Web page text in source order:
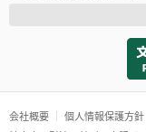
会社概要 個人情報保護方針